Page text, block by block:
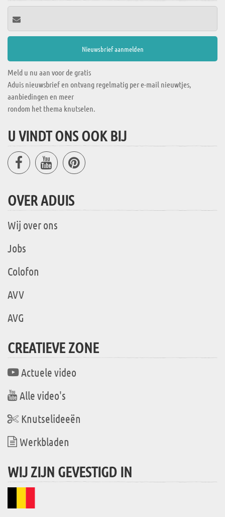
Meld u nu aan voor de gratis
Aduis nieuwsbrief en ontvang regelmatig per e-mail nieuwtjes,
aanbiedingen en meer
rondom het thema knutselen.
U VINDT ONS OOK BIJ
OVER ADUIS
Wij over ons
Jobs
Colofon
AVV
AVG
CREATIEVE ZONE
Actuele video
Alle video's
Knutselideeën
Werkbladen
WIJ ZIJN GEVESTIGD IN